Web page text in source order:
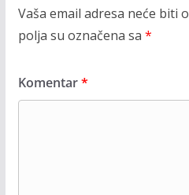
Vaša email adresa neće biti
polja su označena sa *
Komentar*